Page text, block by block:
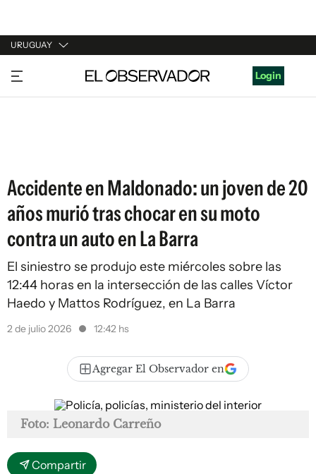
URUGUAY
URUGUAY
ARGENTINA
Login
Accidente en Maldonado: un joven de 20
años murió tras chocar en su moto
contra un auto en La Barra
El siniestro se produjo este miércoles sobre las
12:44 horas en la intersección de las calles Víctor
Haedo y Mattos Rodríguez, en La Barra
2 de julio 2026 12:42 hs
Agregar El Observador en
Foto: Leonardo Carreño
Compartir